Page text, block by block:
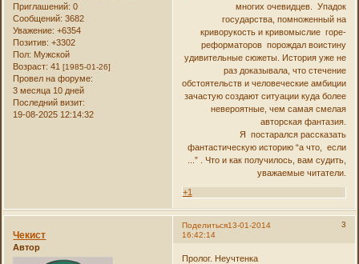
Приглашений: 0
Сообщений: 3682
Уважение: +6354
Позитив: +3302
Пол: Мужской
Возраст: 41[1985-01-26]
Провел на форуме:
3 месяца 10 дней
Последний визит:
19-08-2025 12:14:32
многих очевидцев. Упадок
государства, помноженный на
криворукость и кривомыслие горе-
реформаторов порождал воистину
удивительные сюжеты. История уже не
раз доказывала, что стечение
обстоятельств и человеческие амбиции
зачастую создают ситуации куда более
невероятные, чем самая смелая
авторская фантазия.
Я постарался рассказать
фантастическую историю “а что, если
...” . Что и как получилось, вам судить,
уважаемые читатели.
+1
Поделиться 3
13-01-2014
16:42:14
Чекист
Автор
Пролог. Неучтенка